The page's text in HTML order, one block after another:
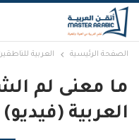
الصفحة الرئيسية العربية
ما معنى لم
العربية (فيديو)